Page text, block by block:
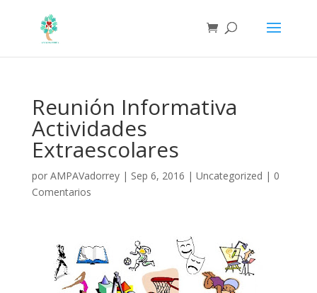
Reunión Informativa
Actividades
Extraescolares
por AMPAVadorrey| Sep 6, 2016 | Uncategorized | 0
Comentarios